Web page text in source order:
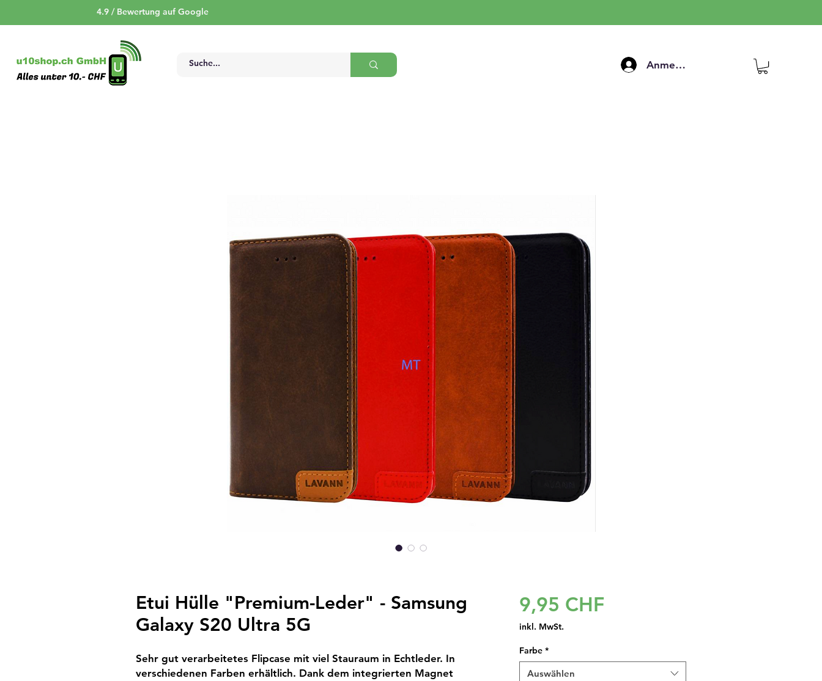
4.9 / Bewertung auf Google
Anmelden
Etui Hülle "Premium-Leder" - Samsung
Galaxy S20 Ultra 5G
Sehr gut verarbeitetes Flipcase mit viel Stauraum in Echtleder. In
verschiedenen Farben erhältlich. Dank dem integrierten Magnet
9,95 CHFPreis
inkl. MwSt.
Farbe *
Auswählen